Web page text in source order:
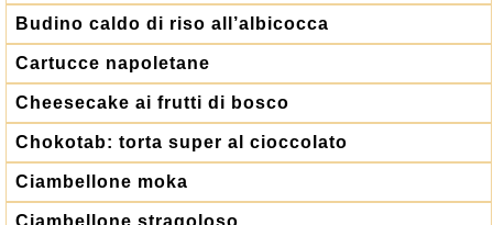
Budino caldo di riso all’albicocca
Cartucce napoletane
Cheesecake ai frutti di bosco
Chokotab: torta super al cioccolato
Ciambellone moka
Ciambellone stragoloso